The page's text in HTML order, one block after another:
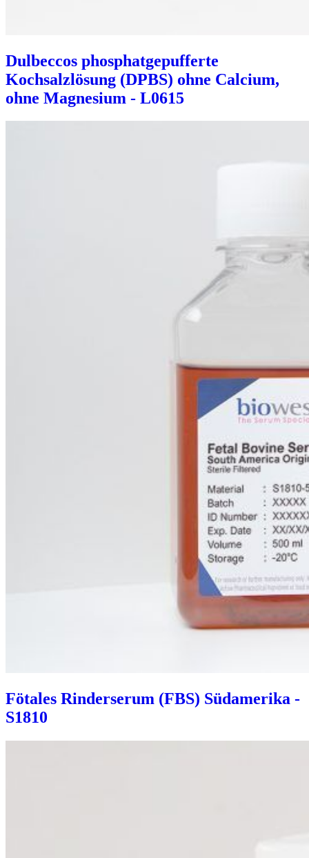
Dulbeccos phosphatgepufferte
Kochsalzlösung (DPBS) ohne Calcium,
ohne Magnesium - L0615
Fötales Rinderserum (FBS) Südamerika -
S1810